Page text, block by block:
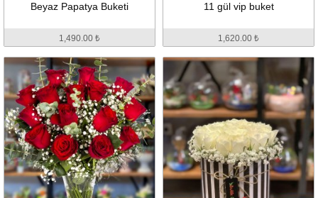
Beyaz Papatya Buketi
1,490.00 ₺
11 gül vip buket
1,620.00 ₺